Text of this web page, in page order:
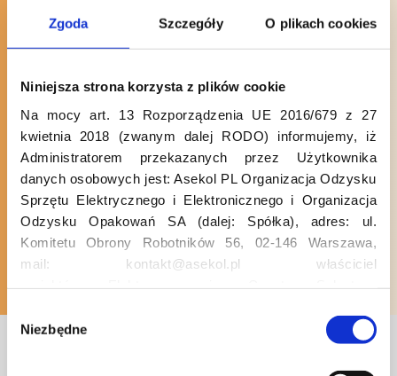
Zgoda Szczegóły O plikach cookies
Niniejsza strona korzysta z plików cookie
Na mocy art. 13 Rozporządzenia UE 2016/679 z 27
kwietnia 2018 (zwanym dalej RODO) informujemy, iż
Administratorem przekazanych przez Użytkownika
danych osobowych jest: Asekol PL Organizacja Odzysku
Sprzętu Elektrycznego i Elektronicznego i Organizacja
Odzysku Opakowań SA (dalej: Spółka), adres: ul.
Komitetu Obrony Robotników 56, 02-146 Warszawa,
mail: kontakt@asekol.pl właściciel
Asekolove. Administrator przetwarza następujące dane
osobowe Użytkowników: imię, nazwisko, adres e-mail,
numer telefonu, miasto, preferencje Użytkownika,
W
Niezbędne
do specjalistycznych zakładów
recyklingu (np.: www.enviropol.pl),
odzysku cennych surowców.
To przyczynia się do ograniczenia
zużycia surowców naturalnych
oraz zmniejszenia emisji gazów
cieplarnianych.